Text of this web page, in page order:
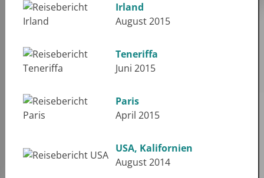
Irland
August 2015
Teneriffa
Juni 2015
Paris
April 2015
USA, Kalifornien
August 2014